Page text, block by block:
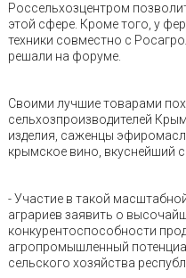
Россельхозцентром
этой сфере. Кроме того, у
техники совместно с
решали на форуме.
Своими лучшие товарами
сельхозпроизводителей
изделия, саженцы
крымское вино, вкуснейший
- Участие в такой
аграриев заявить о
конкурентоспособности
агропромышленный
сельского хозяйства